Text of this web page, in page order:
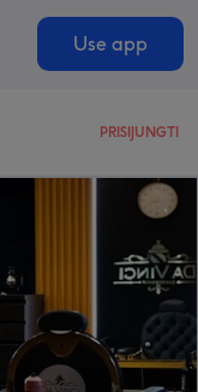
Use app
PRISIJUNGTI